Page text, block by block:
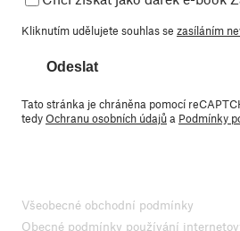
Kliknutím udělujete souhlas se zasíláním
Odeslat
Tato stránka je chráněna pomocí
tedyOchranu osobních údajůa Podmínky
Všeobecné obchodní podmínky
Obecné podmínky používání